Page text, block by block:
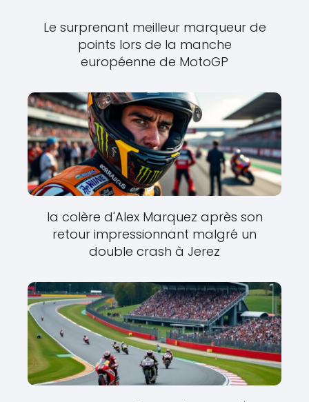
Le surprenant meilleur marqueur de
points lors de la manche
européenne de MotoGP
la colère d'Alex Marquez après son
retour impressionnant malgré un
double crash à Jerez